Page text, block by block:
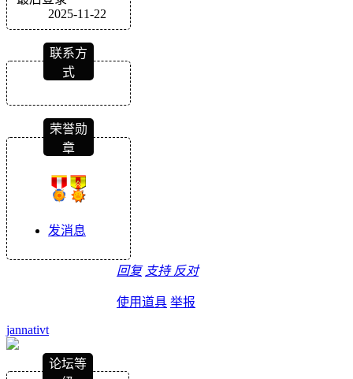
2025-11-22
联系方
式
荣誉勋
章
发消息
回复 支持 反对
使用道具 举报
jannativt
论坛等